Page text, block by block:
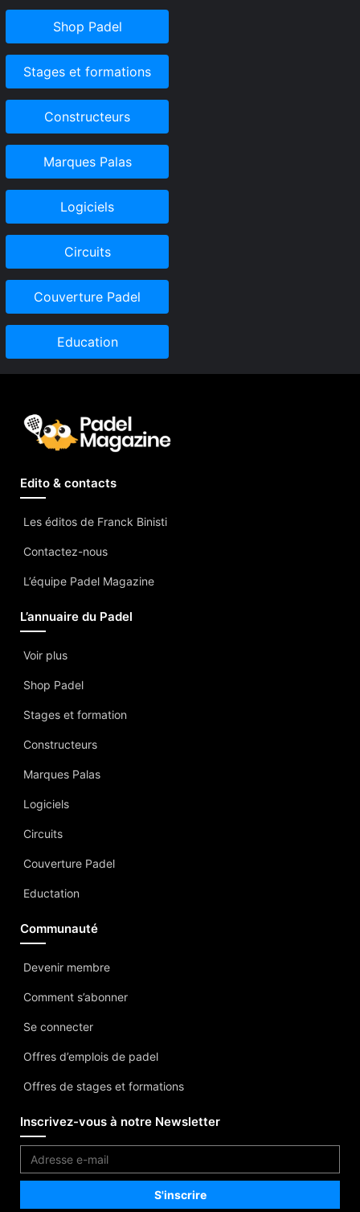
Shop Padel
Stages et formations
Constructeurs
Marques Palas
Logiciels
Circuits
Couverture Padel
Education
Edito & contacts
Les éditos de Franck Binisti
Contactez-nous
L’équipe Padel Magazine
L’annuaire du Padel
Voir plus
Shop Padel
Stages et formation
Constructeurs
Marques Palas
Logiciels
Circuits
Couverture Padel
Eductation
Communauté
Devenir membre
Comment s’abonner
Se connecter
Offres d’emplois de padel
Offres de stages et formations
Inscrivez-vous à notre Newsletter